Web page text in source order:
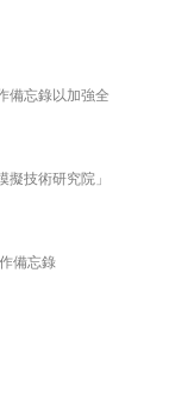
備忘錄以加強全
技術研究院」
備忘錄